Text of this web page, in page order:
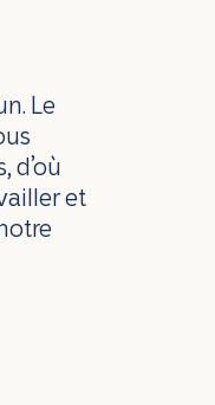
Le
d’où
et